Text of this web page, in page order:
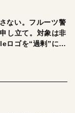
ない。フルーツ警
し立て。対象は非
ロゴを“過剰”に守